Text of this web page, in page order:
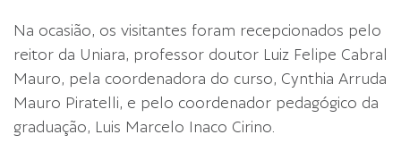
Na ocasião, os visitantes foram recepcionados pelo
reitor da Uniara, professor doutor Luiz Felipe Cabral
Mauro, pela coordenadora do curso, Cynthia Arruda
Mauro Piratelli, e pelo coordenador pedagógico da
graduação, Luis Marcelo Inaco Cirino.